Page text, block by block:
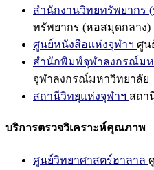
สำนักงานวิทยทรัพยากร
ทรัพยากร (หอสมุดกลาง)
ศูนย์หนังสือแห่งจุฬาฯ ศูน
สำนักพิมพ์จุฬาลงกรณ์มห
จุฬาลงกรณ์มหาวิทยาลัย
สถานีวิทยุแห่งจุฬาฯ สถา
บริการตรวจวิเคราะห์คุณภาพ
ศูนย์วิทยาศาสตร์ฮาลาล